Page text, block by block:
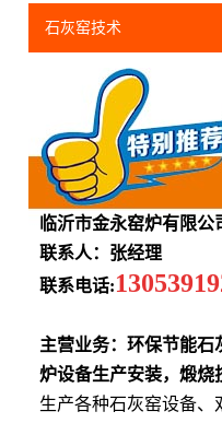
石灰窑技术
临沂市金永窑炉有限公
联系人：张经理
联系电话:
主营业务：环保节能石
炉设备生产安装，煅烧
生产各种石灰窑设备、